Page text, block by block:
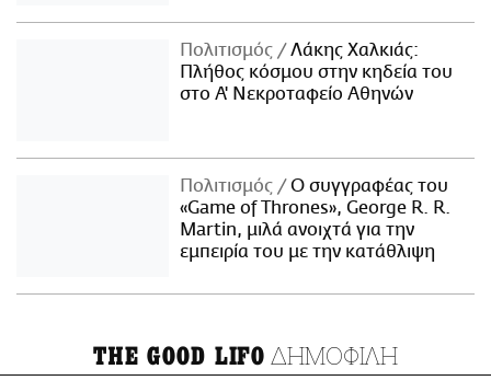
Πολιτισμός
Λάκης Χαλκιάς:
Πλήθος κόσμου στην κηδεία του
στο Α' Νεκροταφείο Αθηνών
Πολιτισμός
Ο συγγραφέας του
«Game of Thrones», George R. R.
Martin, μιλά ανοιχτά για την
εμπειρία του με την κατάθλιψη
THE GOOD LIFO ΔΗΜΟΦΙΛΗ